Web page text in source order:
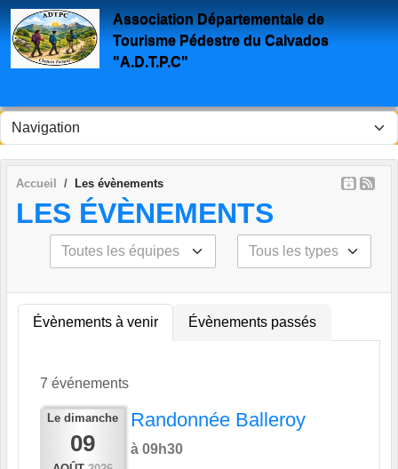
Association Départementale de
Tourisme Pédestre du Calvados
"A.D.T.P.C"
Accueil Les évènements
LES ÉVÈNEMENTS
Évènements à venir Évènements passés
7 événements
Le dimanche
09
Randonnée Balleroy
à 09h30
Panneau de gestion des cookies